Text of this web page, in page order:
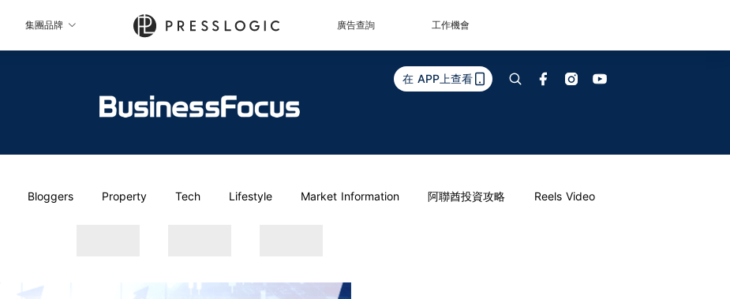
集團品牌 廣告查詢 工作機會
在 APP上查看
Bloggers Property Tech Lifestyle Market Information 阿聯酋投資攻略 Reels Video